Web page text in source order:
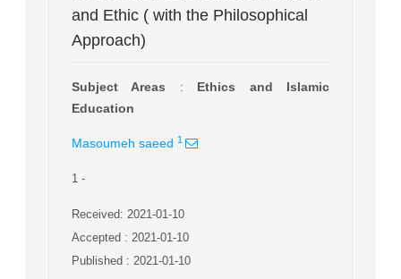
and Ethic ( with the Philosophical
Approach)
Subject Areas : Ethics and Islamic
Education
Masoumeh saeed 1
1 -
Received: 2021-01-10
Accepted : 2021-01-10
Published : 2021-01-10